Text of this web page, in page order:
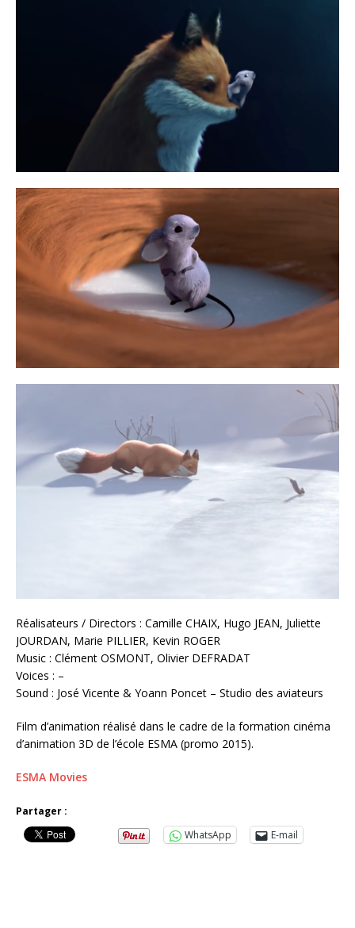
Réalisateurs / Directors : Camille CHAIX, Hugo JEAN, Juliette
JOURDAN, Marie PILLIER, Kevin ROGER
Music : Clément OSMONT, Olivier DEFRADAT
Voices : –
Sound : José Vicente & Yoann Poncet – Studio des aviateurs
Film d’animation réalisé dans le cadre de la formation cinéma
d’animation 3D de l’école ESMA (promo 2015).
ESMA Movies
Partager :
WhatsApp
E-mail